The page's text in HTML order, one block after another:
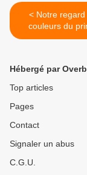
< Notre regard sur les
couleurs du
Hébergé par
Top articles
Pages
Contact
Signaler un abus
C.G.U.